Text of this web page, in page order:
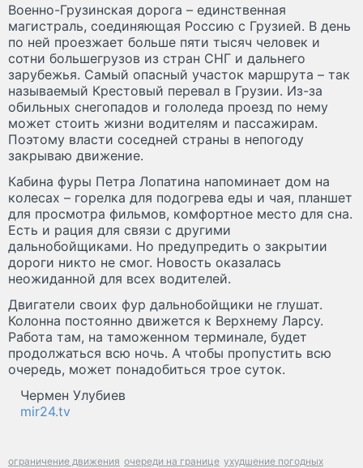
Военно-Грузинская дорога – единственная
магистраль, соединяющая Россию с Грузией. В день
по ней проезжает больше пяти тысяч человек и
сотни большегрузов из стран СНГ и дальнего
зарубежья. Самый опасный участок маршрута – так
называемый Крестовый перевал в Грузии. Из-за
обильных снегопадов и гололеда проезд по нему
может стоить жизни водителям и пассажирам.
Поэтому власти соседней страны в непогоду
закрываю движение.
Кабина фуры Петра Лопатина напоминает дом на
колесах – горелка для подогрева еды и чая, планшет
для просмотра фильмов, комфортное место для сна.
Есть и рация для связи с другими
дальнобойщиками. Но предупредить о закрытии
дороги никто не смог. Новость оказалась
неожиданной для всех водителей.
Двигатели своих фур дальнобойщики не глушат.
Колонна постоянно движется к Верхнему Ларсу.
Работа там, на таможенном терминале, будет
продолжаться всю ночь. А чтобы пропустить всю
очередь, может понадобиться трое суток.
Чермен Улубиев
mir24.tv
ограничение движения очереди на границе ухудшение погодных